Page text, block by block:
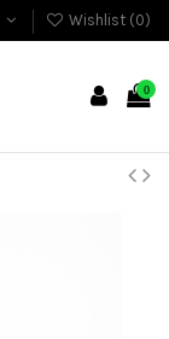
Wishlist (0)
0